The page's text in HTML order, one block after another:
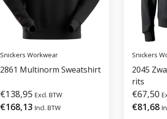
Snickers Workwear
2861 Multinorm Sweatshirt
€138,95 Excl. BTW
€168,13 Incl. BTW
Snickers
2045
rits
€67,50
€81,68